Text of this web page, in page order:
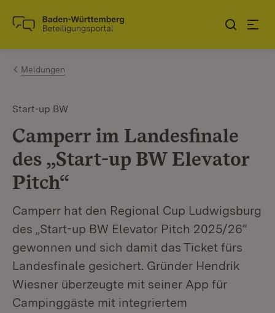
Zum Inhalt springen
Link zur Startseite
Meldungen
Start-up BW
Camperr im Landesfinale
des „Start-up BW Elevator
Pitch“
Camperr hat den Regional Cup Ludwigsburg
des „Start-up BW Elevator Pitch 2025/26“
gewonnen und sich damit das Ticket fürs
Landesfinale gesichert. Gründer Hendrik
Wiesner überzeugte mit seiner App für
Campinggäste mit integriertem